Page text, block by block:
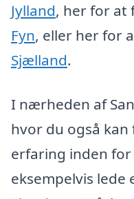
Jylland, her for at
Fyn, eller her for
Sjælland.
I nærheden af
hvor du også
erfaring inden
eksempelvis lede